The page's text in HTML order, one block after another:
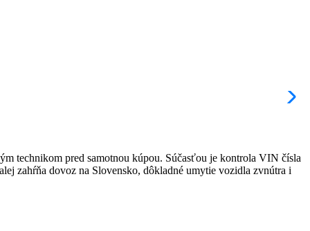
technikom pred samotnou kúpou. Súčasťou je kontrola VIN čísla
zahŕňa dovoz na Slovensko, dôkladné umytie vozidla zvnútra i